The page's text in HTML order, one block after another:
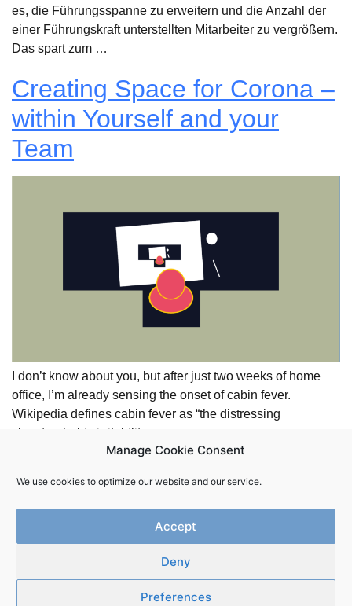
Manage Cookie Consent
We use cookies to optimize our website and our service.
Accept
Deny
Preferences
es, die Führungsspanne zu erweitern und die Anzahl der
einer Führungskraft unterstellten Mitarbeiter zu vergrößern.
Das spart zum …
Creating Space for Corona –
within Yourself and your
Team
I don’t know about you, but after just two weeks of home
office, I’m already sensing the onset of cabin fever.
Wikipedia defines cabin fever as “the distressing
claustrophobic irritability …
Impressum